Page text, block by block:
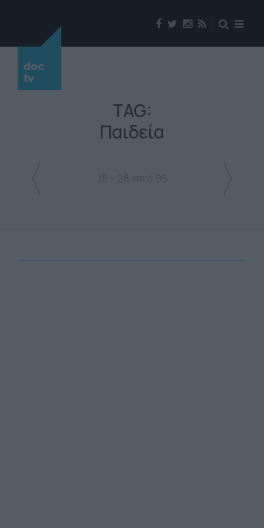
doc
tv
TAG:
Παιδεία